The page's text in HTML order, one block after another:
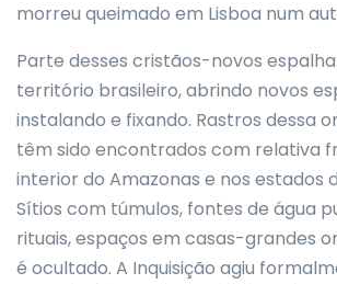
morreu queimado em Lisboa num
Parte desses cristãos-novos
território brasileiro, abrindo novos
instalando e fixando. Rastros dessa
têm sido encontrados com relativa
interior do Amazonas e nos estados
Sítios com túmulos, fontes de água
rituais, espaços em casas-grandes
é ocultado. A Inquisição agiu